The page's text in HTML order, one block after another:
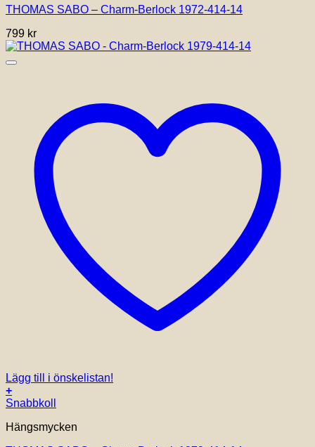
THOMAS SABO – Charm-Berlock 1972-414-14
799 kr
Lägg till i önskelistan!
+
Snabbkoll
Hängsmycken